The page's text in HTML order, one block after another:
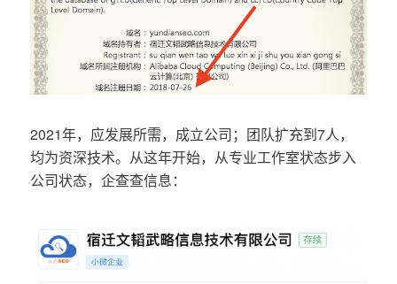
2021年，应发展所需，成立公司；团队扩充到7人，
均为资深技术。从这年开始，从专业工作室状态步入
公司状态，企查查信息：